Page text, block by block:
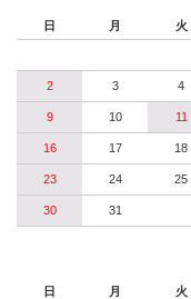
日 月 火
2 3 4
9 10 11
16 17 18
23 24 25
30 31
日 月 火